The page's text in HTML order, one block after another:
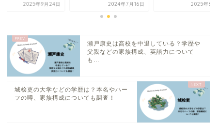
2024年7月16日 2025年8月25日 2025年9
瀬戸康史は高校を中退している？学歴や
父親などの家族構成、英語力について
も...
城桧吏の大学などの学歴は？本名やハー
フの噂、家族構成についても調査！